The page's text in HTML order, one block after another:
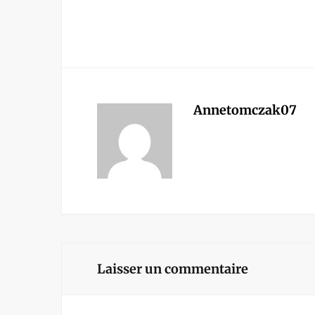
Annetomczak07
Laisser un commentaire